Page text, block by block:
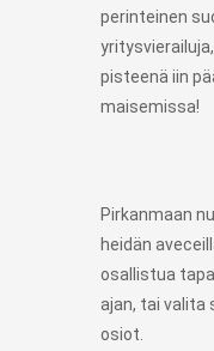
perinteinen
pisteenä iin
maisemissa!
Pirkanmaan
heidän
osallistua
ajan, tai valita
osiot.